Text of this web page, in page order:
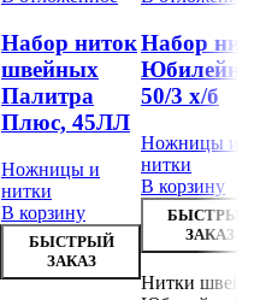
Набор ниток
швейных
Палитра
Плюс, 45ЛЛ
Ножницы и
нитки
В корзину
БЫСТРЫЙ
ЗАКАЗ
Набор
50/3 х/б
Ножницы и
нитки
В корзину
БЫСТРЫЙ
ЗАКАЗ
Нитки